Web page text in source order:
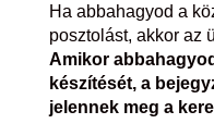
Ha abbahagyod a
posztolást, akkor az
Amikor
készítését, a
jelennek meg a